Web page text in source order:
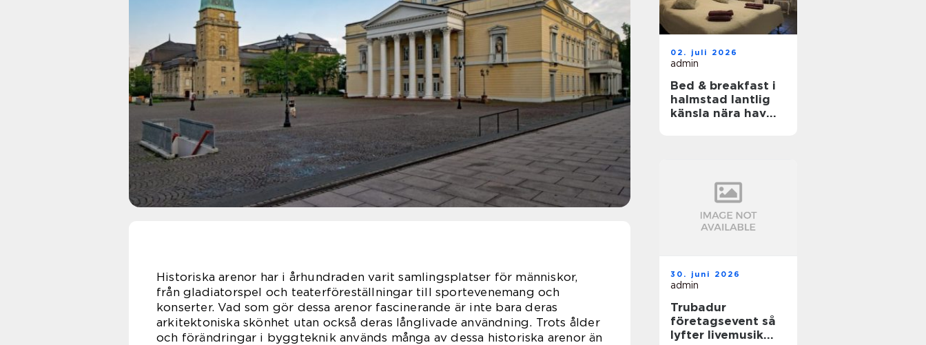
Historiska arenor har i århundraden varit samlingsplatser för människor,
från gladiatorspel och teaterföreställningar till sportevenemang och
konserter. Vad som gör dessa arenor fascinerande är inte bara deras
arkitektoniska skönhet utan också deras långlivade användning. Trots ålder
och förändringar i byggteknik används många av dessa historiska arenor än
02. juli 2026
admin
Bed & breakfast i
halmstad lantlig
känsla nära hav
30. juni 2026
admin
Trubadur
företagsevent så
lyfter livemusik